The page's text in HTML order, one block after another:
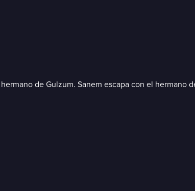
de Gulzum. Sanem escapa con el hermano